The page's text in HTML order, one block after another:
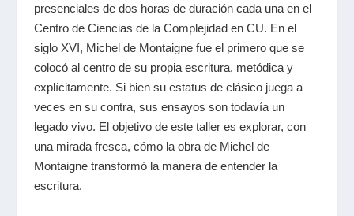
presenciales de dos horas de duración cada una en el
Centro de Ciencias de la Complejidad en CU. En el
siglo XVI, Michel de Montaigne fue el primero que se
colocó al centro de su propia escritura, metódica y
explícitamente. Si bien su estatus de clásico juega a
veces en su contra, sus ensayos son todavía un
legado vivo. El objetivo de este taller es explorar, con
una mirada fresca, cómo la obra de Michel de
Montaigne transformó la manera de entender la
escritura.